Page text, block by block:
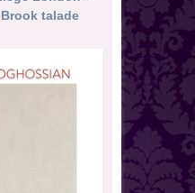
talade